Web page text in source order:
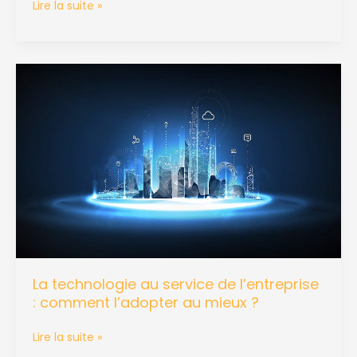
Lire la suite »
La technologie au service de l’entreprise
: comment l’adopter au mieux ?
comment
l’adopter
mieux
Lire la suite »